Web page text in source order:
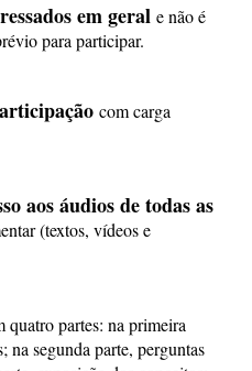
em geral e não é
para participar.
com carga
aos áudios de todas as
(textos, vídeos e
partes: na primeira
na segunda parte, perguntas